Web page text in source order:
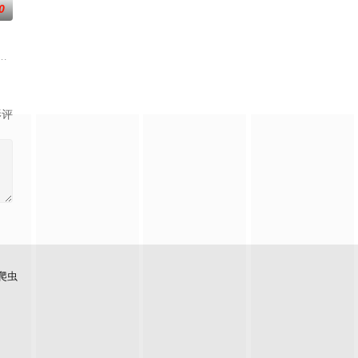
档再度联手，制作规模、动作场面全部疯狂升级。玄理、
偶像》，是一部浪漫喜剧。讲述进入由前偶像兼CEO李灿领导的公司工作的
评
虫